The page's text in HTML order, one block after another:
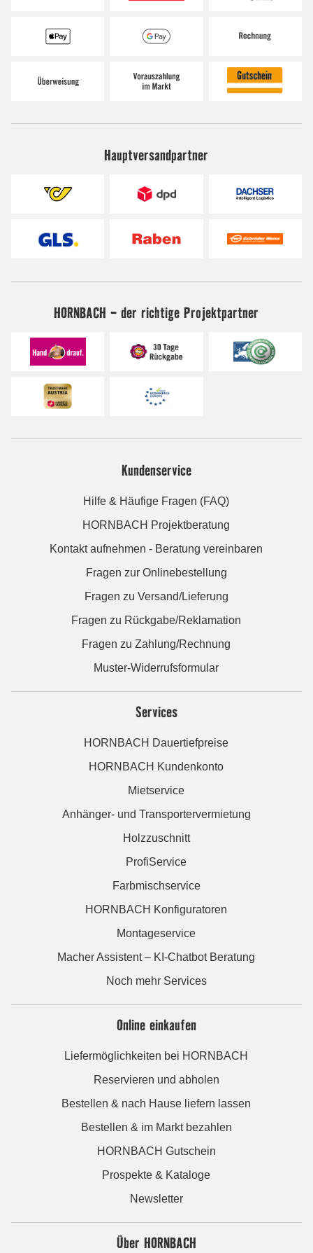
Hauptversandpartner
HORNBACH - der richtige Projektpartner
Kundenservice
Hilfe & Häufige Fragen (FAQ)
HORNBACH Projektberatung
Kontakt aufnehmen - Beratung vereinbaren
Fragen zur Onlinebestellung
Fragen zu Versand/Lieferung
Fragen zu Rückgabe/Reklamation
Fragen zu Zahlung/Rechnung
Muster-Widerrufsformular
Services
HORNBACH Dauertiefpreise
HORNBACH Kundenkonto
Mietservice
Anhänger- und Transportervermietung
Holzzuschnitt
ProfiService
Farbmischservice
HORNBACH Konfiguratoren
Montageservice
Macher Assistent – KI-Chatbot Beratung
Noch mehr Services
Online einkaufen
Liefermöglichkeiten bei HORNBACH
Reservieren und abholen
Bestellen & nach Hause liefern lassen
Bestellen & im Markt bezahlen
HORNBACH Gutschein
Prospekte & Kataloge
Newsletter
Über HORNBACH